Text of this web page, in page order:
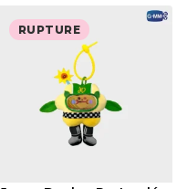
RUPTURE